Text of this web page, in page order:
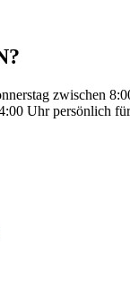
zwischen
Uhr persönlich für